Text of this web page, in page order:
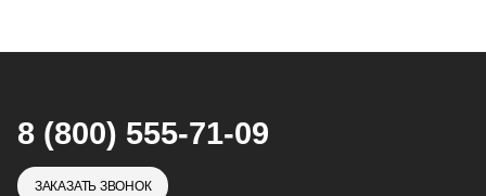
8 (800) 555-71-09
ЗАКАЗАТЬ ЗВОНОК